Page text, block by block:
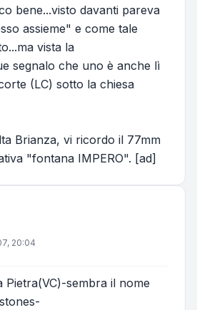
bene...visto davanti pareva
assieme" e come tale
vista la
segnalo che uno è anche lì
(LC) sotto la chiesa
Brianza, vi ricordo il 77mm
"fontana IMPERO". [ad]
20:04
Pietra(VC)-sembra il nome